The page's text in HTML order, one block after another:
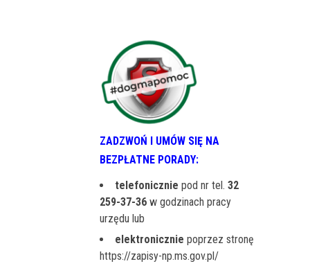
ZADZWOŃ I UMÓW SIĘ NA
BEZPŁATNE PORADY:
telefonicznie pod nr tel. 32
259-37-36 w godzinach pracy
urzędu lub
elektronicznie poprzez stronę
https://zapisy-np.ms.gov.pl/